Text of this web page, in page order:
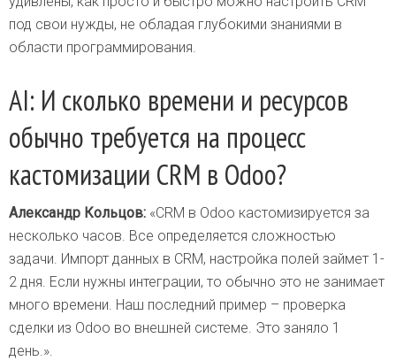
под свои нужды, не обладая глубокими знаниями в
области программирования.
AI: И сколько времени и ресурсов
обычно требуется на процесс
кастомизации CRM в Odoo?
Александр Кольцов: «CRM в Odoo кастомизируется за
несколько часов. Все определяется сложностью
задачи. Импорт данных в CRM, настройка полей займет 1-
2 дня. Если нужны интеграции, то обычно это не занимает
много времени. Наш последний пример – проверка
сделки из Odoo во внешней системе. Это заняло 1
день.».